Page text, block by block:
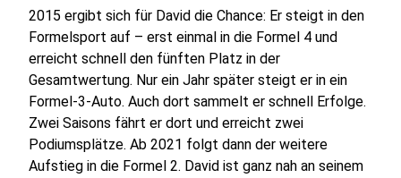
2015 ergibt sich für David die Chance: Er steigt in den
Formelsport auf – erst einmal in die Formel 4 und
erreicht schnell den fünften Platz in der
Gesamtwertung. Nur ein Jahr später steigt er in ein
Formel-3-Auto. Auch dort sammelt er schnell Erfolge.
Zwei Saisons fährt er dort und erreicht zwei
Podiumsplätze. Ab 2021 folgt dann der weitere
Aufstieg in die Formel 2. David ist ganz nah an seinem